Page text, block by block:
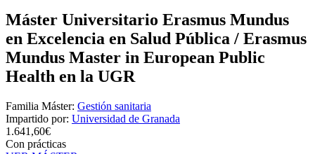
Máster Universitario Erasmus Mundus
en Excelencia en Salud Pública / Erasmus
Mundus Master in European Public
Health en la UGR
Familia Máster: Gestión sanitaria
Impartido por: Universidad de Granada
1.641,60€
Con prácticas